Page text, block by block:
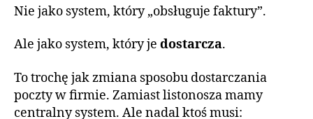
Nie jako system, który „obsługuje faktury”.
Ale jako system, który je dostarcza.
To trochę jak zmiana sposobu dostarczania
poczty w firmie. Zamiast listonosza mamy
centralny system. Ale nadal ktoś musi: